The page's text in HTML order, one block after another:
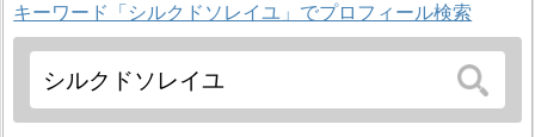
キーワード「シルクドソレイユ」でプロフィール検索